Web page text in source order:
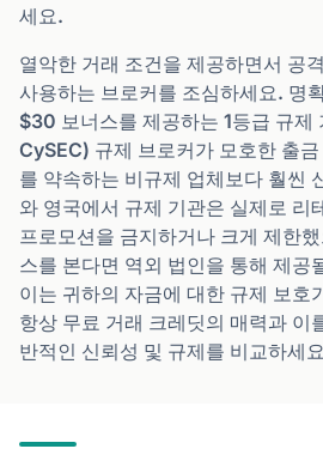
세요.
열악한 거래 조건을 제공하면서 공
사용하는 브로커를 조심하세요. 명
$30 보너스를 제공하는 1등급 규제
CySEC) 규제 브로커가 모호한 출
를 약속하는 비규제 업체보다 훨씬
와 영국에서 규제 기관은 실제로 리
프로모션을 금지하거나 크게 제한
스를 본다면 역외 법인을 통해 제공
이는 귀하의 자금에 대한 규제 보호
항상 무료 거래 크레딧의 매력과 이
반적인 신뢰성 및 규제를 비교하세